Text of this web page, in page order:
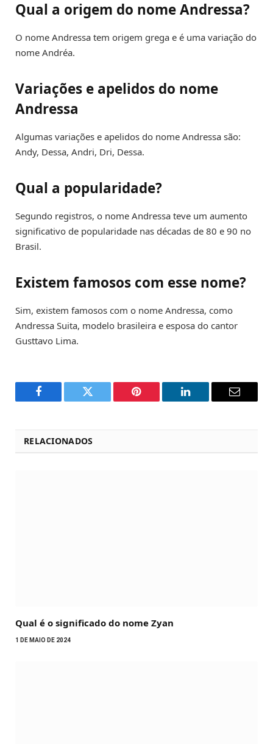
Qual a origem do nome Andressa?
O nome Andressa tem origem grega e é uma variação do
nome Andréa.
Variações e apelidos do nome
Andressa
Algumas variações e apelidos do nome Andressa são:
Andy, Dessa, Andri, Dri, Dessa.
Qual a popularidade?
Segundo registros, o nome Andressa teve um aumento
significativo de popularidade nas décadas de 80 e 90 no
Brasil.
Existem famosos com esse nome?
Sim, existem famosos com o nome Andressa, como
Andressa Suita, modelo brasileira e esposa do cantor
Gusttavo Lima.
Facebook Twitter Pinterest LinkedIn Email
RELACIONADOS
Qual é o significado do nome Zyan
1 DE MAIO DE 2024